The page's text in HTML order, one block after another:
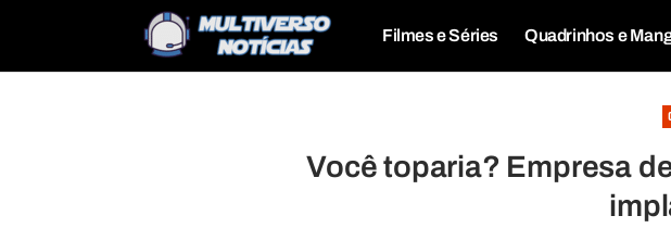
Filmes e Séries Quadrinhos e
Você toparia? Empresa